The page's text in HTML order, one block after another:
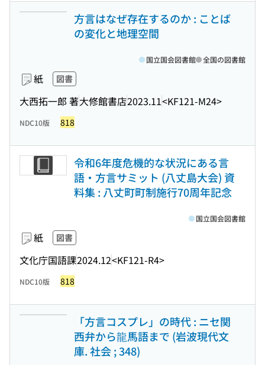
方言はなぜ存在するのか : ことば
の変化と地理空間
紙 図書
大西拓一郎 著大修館書店2023.11<KF121-M24>
国立国会図書館 全国の図書館
NDC10版 818
令和6年度危機的な状況にある言
語・方言サミット (八丈島大会) 資
料集 : 八丈町町制施行70周年記念
紙 図書
文化庁国語課2024.12<KF121-R4>
国立国会図書館
NDC10版 818
「方言コスプレ」の時代 : ニセ関
西弁から龍馬語まで (岩波現代文
庫. 社会 ; 348)